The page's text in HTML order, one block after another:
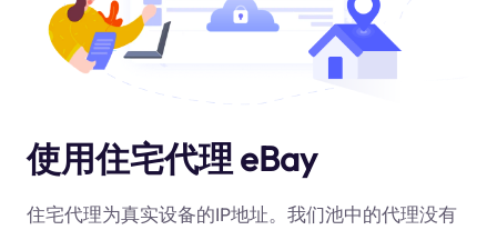
使用住宅代理 eBay
住宅代理为真实设备的IP地址。我们池中的代理没有